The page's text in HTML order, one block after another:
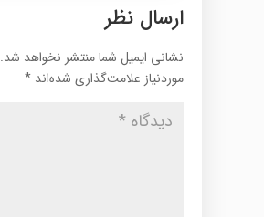
ارسال نظر
نشانی ایمیل شما منتشر نخواهد شد.
موردنیاز علامت‌گذاری شده‌اند *